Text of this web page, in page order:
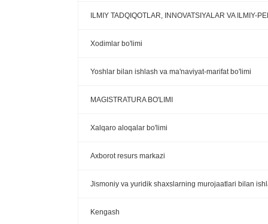
ILMIY TADQIQOTLAR, INNOVATSIYALAR VA ILMIY-
Xodimlar bo'limi
Yoshlar bilan ishlash va ma'naviyat-marifat bo'limi
MAGISTRATURA BO'LIMI
Xalqaro aloqalar bo'limi
Axborot resurs markazi
Jismoniy va yuridik shaxslarning murojaatlari bilan
Kengash